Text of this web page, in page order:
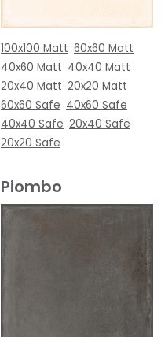
100x100 Matt 60x60 Matt
40x60 Matt 40x40 Matt
20x40 Matt 20x20 Matt
60x60 Safe 40x60 Safe
40x40 Safe 20x40 Safe
20x20 Safe
Piombo